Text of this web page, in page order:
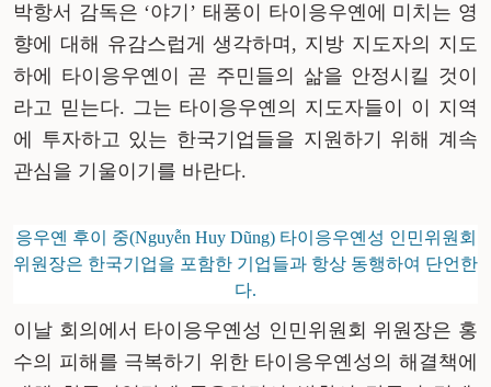
박항서 감독은 ‘야기’ 태풍이 타이응우옌에 미치는 영
향에 대해 유감스럽게 생각하며, 지방 지도자의 지도
하에 타이응우옌이 곧 주민들의 삶을 안정시킬 것이
라고 믿는다. 그는 타이응우옌의 지도자들이 이 지역
에 투자하고 있는 한국기업들을 지원하기 위해 계속
관심을 기울이기를 바란다.
응우옌 후이 중(Nguyễn Huy Dũng) 타이응우옌성 인민위원회
위원장은 한국기업을 포함한 기업들과 항상 동행하여 단언한
다.
이날 회의에서 타이응우옌성 인민위원회 위원장은 홍
수의 피해를 극복하기 위한 타이응우옌성의 해결책에